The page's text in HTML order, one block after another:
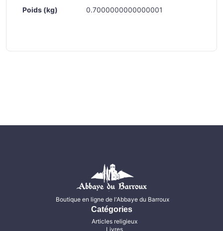
Poids (kg) 0.7000000000000001
Boutique en ligne de l'Abbaye du Barroux
Catégories
Articles religieux
Livres